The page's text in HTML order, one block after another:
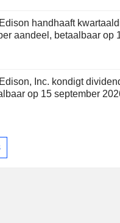
handhaaft
aandeel, betaalbaar op
Inc. kondigt
op 15 september